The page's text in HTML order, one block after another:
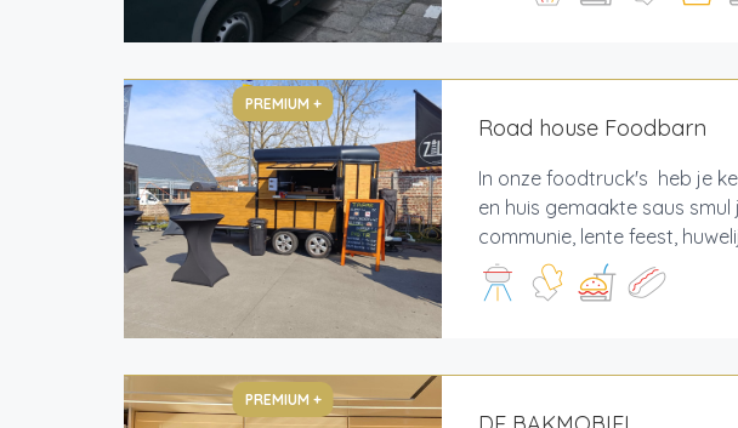
PREMIUM +
Road house Foodbarn
In onze foodtruck's heb je
en huis gemaakte saus
communie, lente feest,
PREMIUM +